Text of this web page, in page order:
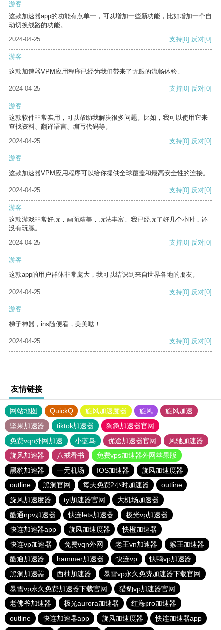
游客
这款加速器app的功能有点单一，可以增加一些新功能，比如增加一个自
动切换线路的功能。
2024-04-25
支持[0] 反对[0]
游客
这款加速器VPM应用程序已经为我们带来了无限的流畅体验。
2024-04-25 支持[0] 反对[0]
游客
这款软件非常实用，可以帮助我解决很多问题。比如，我可以使用它来
查找资料、翻译语言、编写代码等。
2024-04-25
支持[0] 反对[0]
游客
这款加速器VPM应用程序可以给你提供全球覆盖和最高安全性的连接。
2024-04-25 支持[0] 反对[0]
游客
这款游戏非常好玩，画面精美，玩法丰富。我已经玩了好几个小时，还
没有玩腻。
2024-04-25
支持[0] 反对[0]
游客
这款app的用户群体非常庞大，我可以结识到来自世界各地的朋友。
2024-04-25 支持[0] 反对[0]
游客
梯子神器，ins随便看，美美哒！
2024-04-25 支持[0] 反对[0]
友情链接
网站地图 QuickQ 旋风加速度器 旋风
旋风加速
坚果加速器
tiktok加速器
狗急加速器官网
免费vqn外网加速
小蓝鸟 优途加速器官网
风驰加速器
旋风加速器
八戒看书
免费vps加速器外网苹果版
黑豹加速器
一元机场 IOS加速器
旋风加速度器
outline
黑洞官网 每天免费2小时加速器
outline
旋风加速度器
tyl加速器官网
大机场加速器
酷通npv加速器
快连lets加速器
极光vp加速器
快连加速器app
旋风加速度器
快橙加速器
快连vp加速器
免费vqn外网 老王vn加速器
猴王加速器
酷通加速器
hammer加速器 快连vp
快鸭vp加速器
黑洞加速噐
西柚加速器
暴雪vp永久免费加速器下载官网
暴雪vp永久免费加速器下载官网
猎豹vp加速器官网
老佛爷加速器
极光aurora加速器
红海pro加速器
outline
快连加速器app 旋风加速度器
快连加速器app